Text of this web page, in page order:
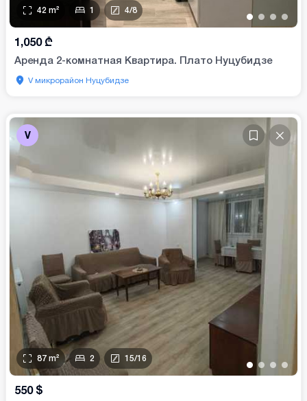
• • • •
42 m² 1 4/8
1,050 ₾
Аренда 2-комнатная Квартира. Плато Нуцубидзе
V микрорайон Нуцубидзе
V
• • • •
87 m² 2 15/16
550 $